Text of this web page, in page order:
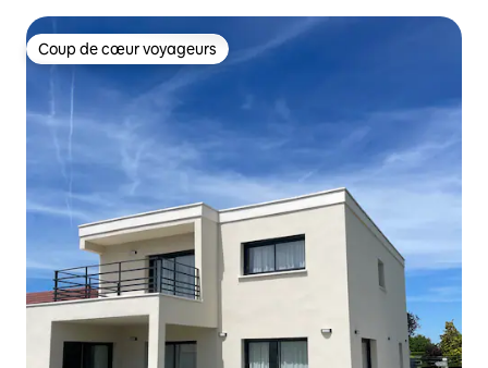
Coup de cœur voyageurs
Coup de cœur voyageurs